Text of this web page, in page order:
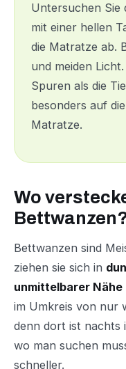
Untersuchen Sie
mit einer hellen
die Matratze ab.
und meiden
Spuren als die
besonders auf
Matratze.
Wo
Bettwanzen sind
ziehen sie sich in
unmittelbarer
im Umkreis von nur
denn dort ist nachts
wo man suchen
schneller.